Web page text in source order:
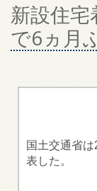
新設住
で6ヵ月
国土交通省
表した。